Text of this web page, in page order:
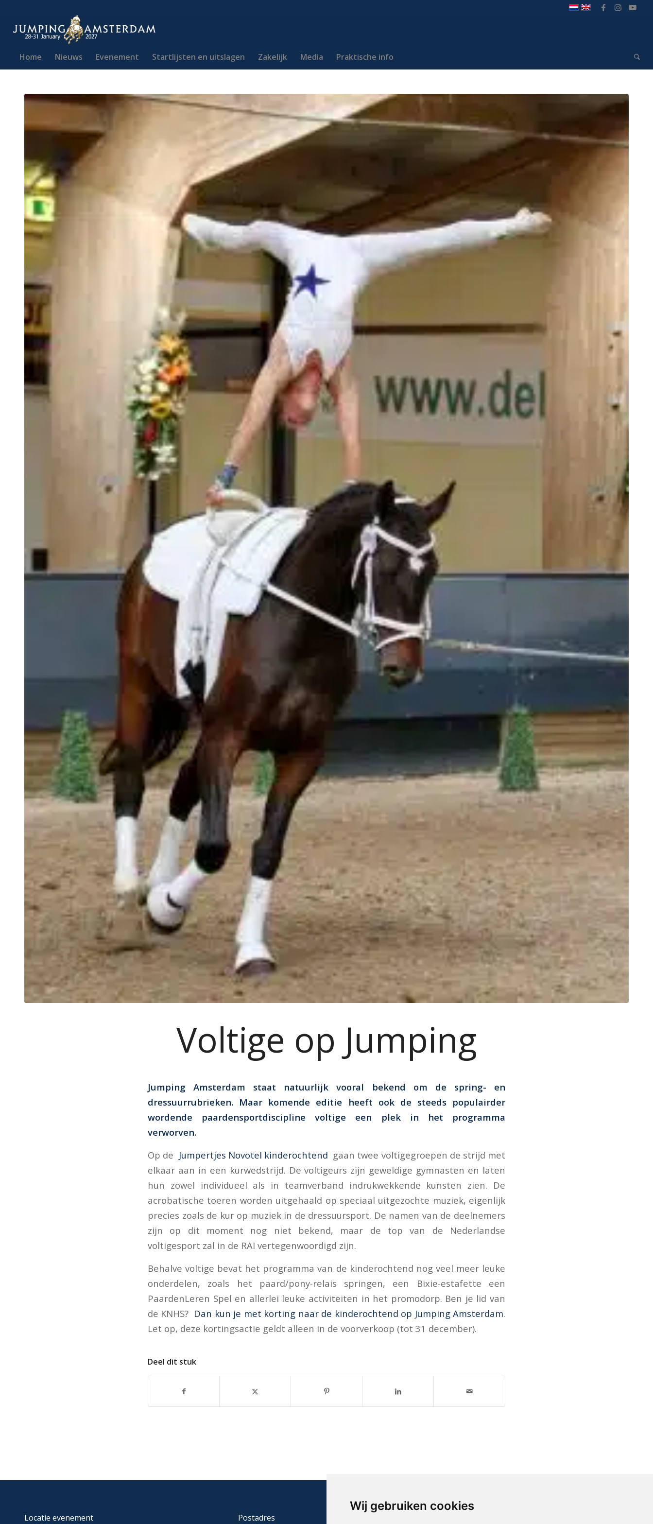
Wij gebruiken cookies
Home Nieuws Evenement Startlijsten en uitslagen Zakelijk Media Praktische info
Voltige op Jumping
Jumping Amsterdam staat natuurlijk vooral bekend om de spring- en
dressuurrubrieken. Maar komende editie heeft ook de steeds populairder
wordende paardensportdiscipline voltige een plek in het programma
verworven.
Op de Jumpertjes Novotel kinderochtend gaan twee voltigegroepen de strijd met
elkaar aan in een kurwedstrijd. De voltigeurs zijn geweldige gymnasten en laten
hun zowel individueel als in teamverband indrukwekkende kunsten zien. De
acrobatische toeren worden uitgehaald op speciaal uitgezochte muziek, eigenlijk
precies zoals de kur op muziek in de dressuursport. De namen van de deelnemers
zijn op dit moment nog niet bekend, maar de top van de Nederlandse
voltigesport zal in de RAI vertegenwoordigd zijn.
Behalve voltige bevat het programma van de kinderochtend nog veel meer leuke
onderdelen, zoals het paard/pony-relais springen, een Bixie-estafette een
PaardenLeren Spel en allerlei leuke activiteiten in het promodorp. Ben je lid van
de KNHS? Dan kun je met korting naar de kinderochtend op Jumping Amsterdam.
Let op, deze kortingsactie geldt alleen in de voorverkoop (tot 31 december).
Deel dit stuk
Locatie evenement Postadres